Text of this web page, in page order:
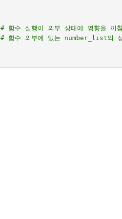
# 함수 실행이 외부 상태에 영향을 끼침
# 함수 외부에 있는 number_list의